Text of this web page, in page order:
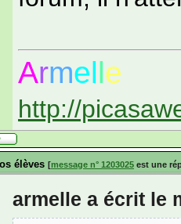
Armelle
http://
élèves [message n° 1203025 est une
armelle a écrit le